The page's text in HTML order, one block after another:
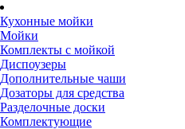
Кухонные мойки
Мойки
Комплекты с мойкой
Диспоузеры
Дополнительные чаши
Дозаторы для средства
Разделочные доски
Комплектующие